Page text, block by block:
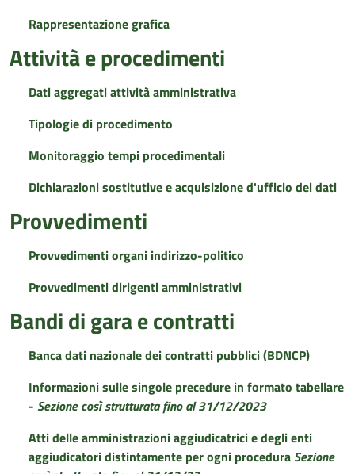
Rappresentazione grafica
Attività e procedimenti
Dati aggregati attività amministrativa
Tipologie di procedimento
Monitoraggio tempi procedimentali
Dichiarazioni sostitutive e acquisizione d'ufficio dei dati
Provvedimenti
Provvedimenti organi indirizzo-politico
Provvedimenti dirigenti amministrativi
Bandi di gara e contratti
Banca dati nazionale dei contratti pubblici (BDNCP)
Informazioni sulle singole precedure in formato tabellare
- Sezione così strutturata fino al 31/12/2023
Atti delle amministrazioni aggiudicatrici e degli enti
aggiudicatori distintamente per ogni procedura Sezione